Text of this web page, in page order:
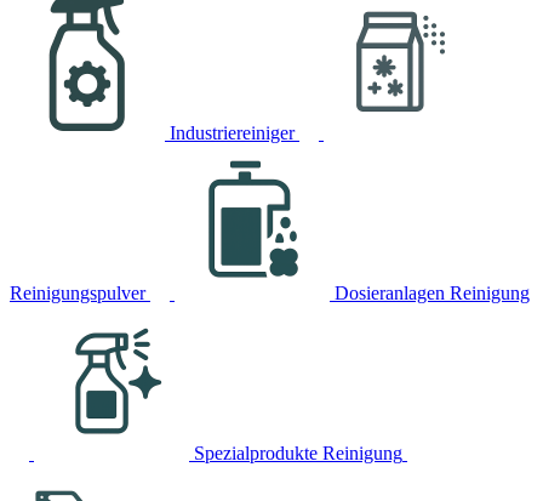
Industriereiniger
Reinigungspulver Dosieranlagen Reinigung
Spezialprodukte Reinigung